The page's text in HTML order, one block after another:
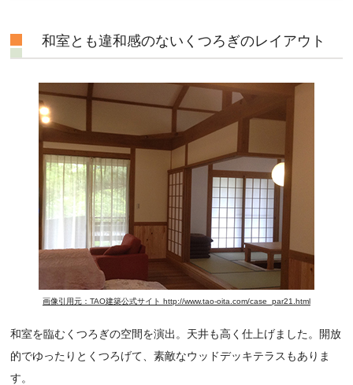
和室とも違和感のないくつろぎのレイアウト
画像引用元：TAO建築公式サイト http://www.tao-oita.com/case_par21.html
和室を臨むくつろぎの空間を演出。天井も高く仕上げました。開放
的でゆったりとくつろげて、素敵なウッドデッキテラスもありま
す。